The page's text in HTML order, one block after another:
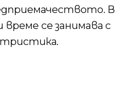
В
се занимава с